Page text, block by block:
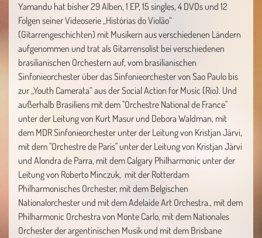
Yamandu hat bisher 29 Alben, 1 EP, 15 singles, 4 DVDs und 12
Folgen seiner Videoserie „Histórias do Violão“
(Gitarrengeschichten) mit Musikern aus verschiedenen Ländern
aufgenommen und trat als Gitarrensolist bei verschiedenen
brasilianischen Orchestern auf, vom brasilianischen
Sinfonieorchester über das Sinfonieorchester von Sao Paulo bis
zur „Youth Camerata“ aus der Social Action for Music (Rio). Und
außerhalb Brasiliens mit dem "Orchestre National de France"
unter der Leitung von Kurt Masur und Debora Waldman, mit
dem MDR Sinfonieorchester unter der Leitung von Kristjan Järvi,
mit dem "Orchestre de Paris" unter der Leitung von Kristjan Järvi
und Alondra de Parra, mit dem Calgary Philharmonic unter der
Leitung von Roberto Minczuk, mit der Rotterdam
Philharmonisches Orchester, mit dem Belgischen
Nationalorchester und mit dem Adelaide Art Orchestra., mit dem
Philharmonic Orchestra von Monte Carlo, mit dem Nationales
Orchester der argentinischen Musik und mit dem Brisbane